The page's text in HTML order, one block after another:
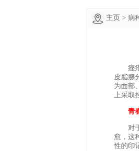
主页 > 病
痤疮
皮脂腺
为面部
上采取
青
对于
愈，这
性的印